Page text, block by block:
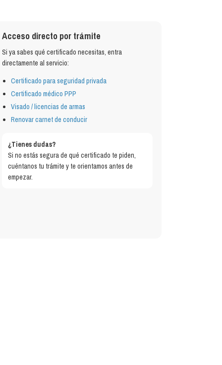
Acceso directo por trámite
Si ya sabes qué certificado necesitas, entra
directamente al servicio:
Certificado para seguridad privada
Certificado médico PPP
Visado / licencias de armas
Renovar carnet de conducir
¿Tienes dudas?
Si no estás segura de qué certificado te piden,
cuéntanos tu trámite y te orientamos antes de
empezar.